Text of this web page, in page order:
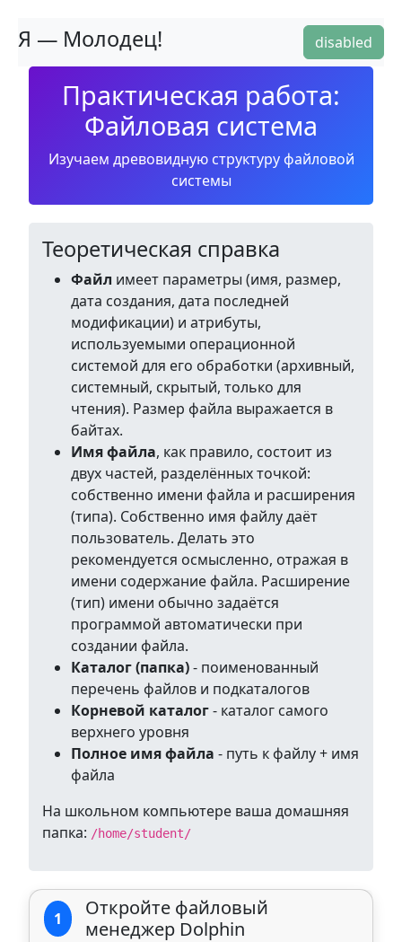
Я — Молодец! disabled
Практическая работа:
Файловая система
Изучаем древовидную структуру файловой
системы
Теоретическая справка
Файл имеет параметры (имя, размер,
дата создания, дата последней
модификации) и атрибуты,
используемыми операционной
системой для его обработки (архивный,
системный, скрытый, только для
чтения). Размер файла выражается в
байтах.
Имя файла, как правило, состоит из
двух частей, разделённых точкой:
собственно имени файла и расширения
(типа). Собственно имя файлу даёт
пользователь. Делать это
рекомендуется осмысленно, отражая в
имени содержание файла. Расширение
(тип) имени обычно задаётся
программой автоматически при
создании файла.
Каталог (папка)- поименованный
перечень файлов и подкаталогов
Корневой каталог- каталог самого
верхнего уровня
Полное имя файла - путь к файлу + имя
файла
На школьном компьютере ваша домашняя
папка: /home/student/
1
Откройте файловый
менеджер Dolphin